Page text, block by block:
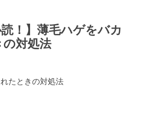
読！】薄毛ハゲをバカ
対処法
たときの対処法